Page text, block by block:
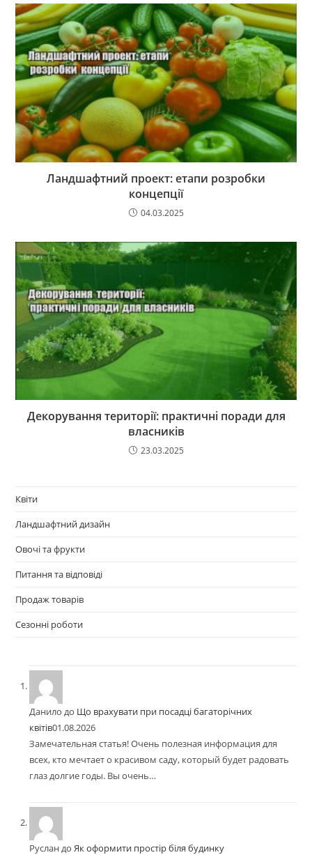
Ландшафтний проект: етапи розробки
концепції
04.03.2025
Декорування території: практичні поради для
власників
23.03.2025
Квіти
Ландшафтний дизайн
Овочі та фрукти
Питання та відповіді
Продаж товарів
Сезонні роботи
Данило до Що врахувати при посадці багаторічних
квітів01.08.2026
Замечательная статья! Очень полезная информация для
всех, кто мечтает о красивом саду, который будет радовать
глаз долгие годы. Вы очень…
Руслан доЯк оформити простір біля будинку